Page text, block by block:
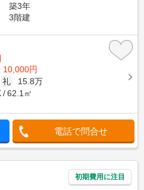
築3年
3階建
10,000円
礼
15.8万
62.1㎡
電話で問合せ
初期費用に注目